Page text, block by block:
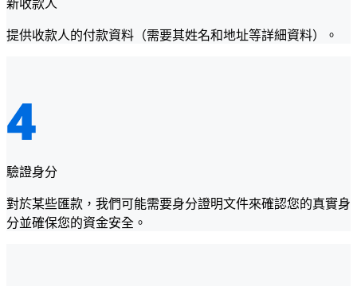
提供收款人的付款資料（需要其姓名和地址等詳細資料）。
驗證身分
對於某些匯款，我們可能需要身分證明文件來確認您的真實身
分並確保您的資金安全。